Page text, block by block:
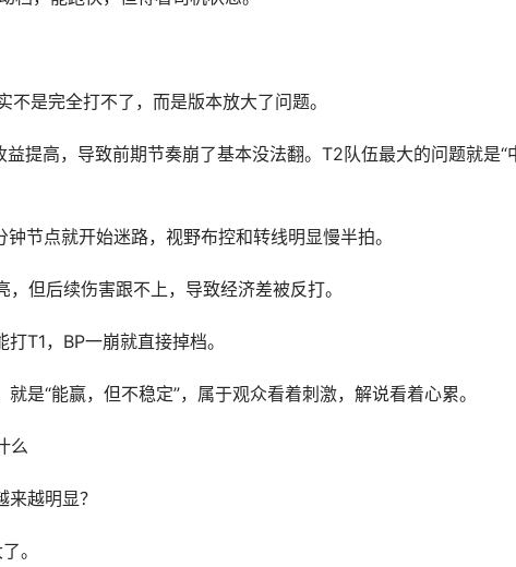
是完全打不了，而是版本放大了问题。
提高，导致前期节奏崩了基本没法翻。T2队伍最大的问题就是“
节点就开始迷路，视野布控和转线明显慢半拍。
但后续伤害跟不上，导致经济差被反打。
T1，BP一崩就直接掉档。
是“能赢，但不稳定”，属于观众看着刺激，解说看着心累。
么
越明显？
。